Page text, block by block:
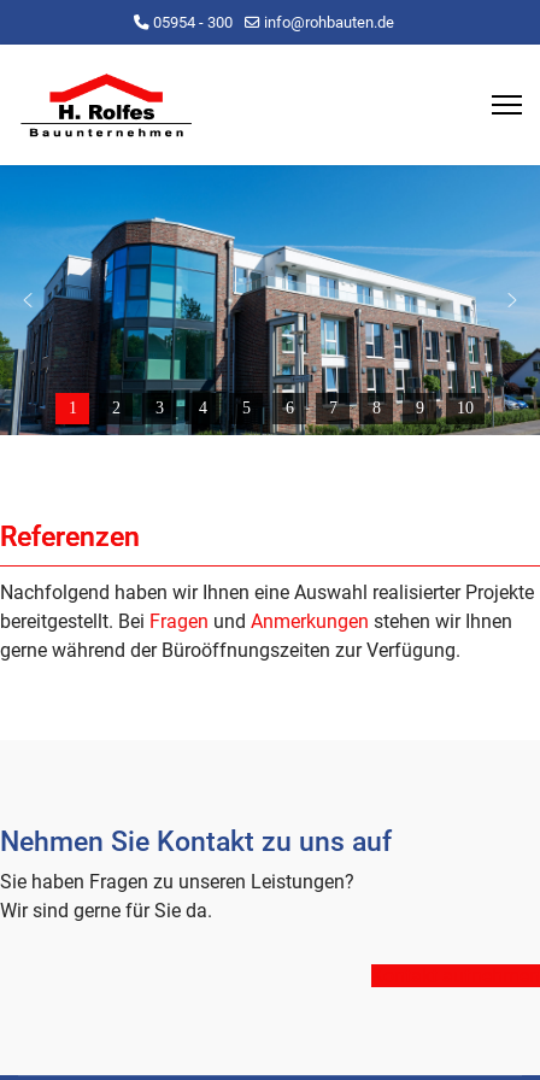
05954 - 300 info@rohbauten.de
1 2 3 4 5 6 7 8 9 10
Referenzen
Nachfolgend haben wir Ihnen eine Auswahl realisierter Projekte
bereitgestellt. Bei Fragen und Anmerkungen stehen wir Ihnen
gerne während der Büroöffnungszeiten zur Verfügung.
Nehmen Sie Kontakt zu uns auf
Sie haben Fragen zu unseren Leistungen?
Wir sind gerne für Sie da.